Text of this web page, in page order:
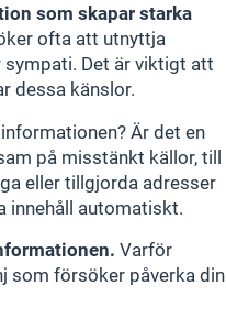
som skapar starka
ofta att utnyttja
Det är viktigt att
dessa känslor.
Är det en
på misstänkt källor, till
eller tillgjorda adresser
innehåll automatiskt.
Varför
som försöker påverka din